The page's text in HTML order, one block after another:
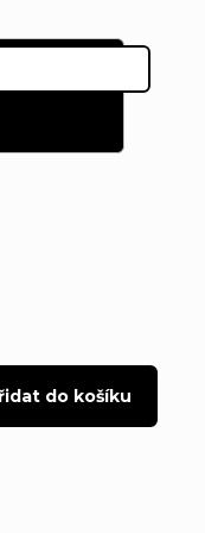
do košíku